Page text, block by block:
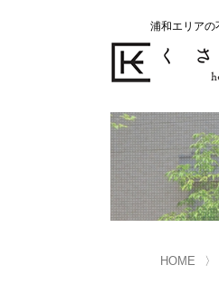
浦和エリアの
不動産の売却をお
くさの工務店
不動産の購入をお
くさの工務店
HOME